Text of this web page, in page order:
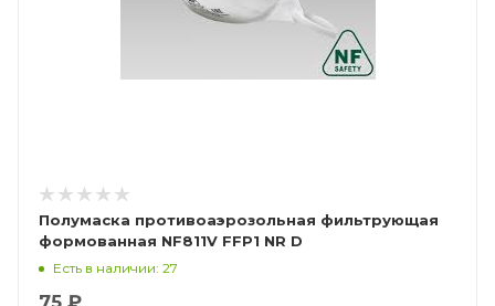
Полумаска противоаэрозольная фильтрующая
формованная NF811V FFP1 NR D
Есть в наличии: 27
75 ₽